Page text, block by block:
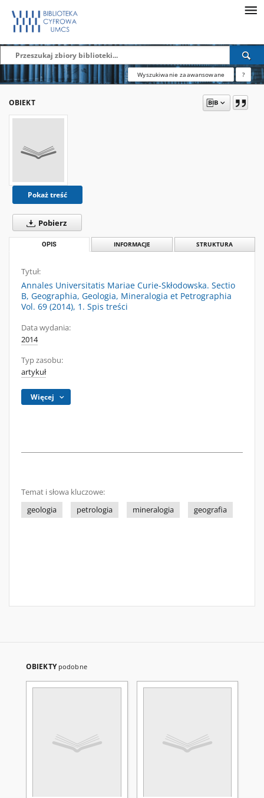
Wyszukiwanie zaawansowane ?
OBIEKT
Pokaż treść
Pobierz
OPIS INFORMACJE STRUKTURA
Tytuł:
Annales Universitatis Mariae Curie-Skłodowska. Sectio
B, Geographia, Geologia, Mineralogia et Petrographia
Vol. 69 (2014), 1. Spis treści
Data wydania:
2014
Typ zasobu:
artykuł
Więcej
Temat i słowa kluczowe:
geologia
petrologia mineralogia geografia
OBIEKTY podobne